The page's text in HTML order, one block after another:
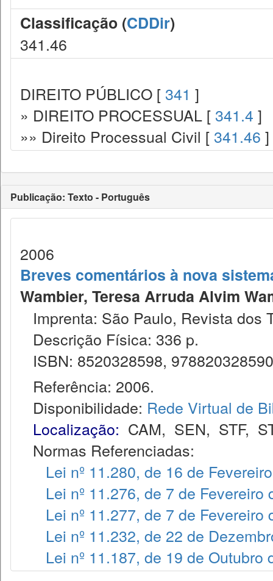
Classificação (CDDir)
341.46
DIREITO PÚBLICO [ 341 ]
» DIREITO PROCESSUAL [ 341.4 ]
»» Direito Processual Civil [ 341.46 ]
Publicação: Texto - Português
2006
Breves comentários à nova
Wambier, Teresa Arruda Alvim
Imprenta: São Paulo, Revista dos
Descrição Física: 336 p.
ISBN: 8520328598, 978820328590
Referência: 2006.
Disponibilidade: Rede Virtual de
Localização: CAM, SEN, STF,
Normas Referenciadas:
Lei nº 11.280, de 16 de
Lei nº 11.276, de 7 de Fevereiro
Lei nº 11.277, de 7 de Fevereiro
Lei nº 11.232, de 22 de
Lei nº 11.187, de 19 de Outubro